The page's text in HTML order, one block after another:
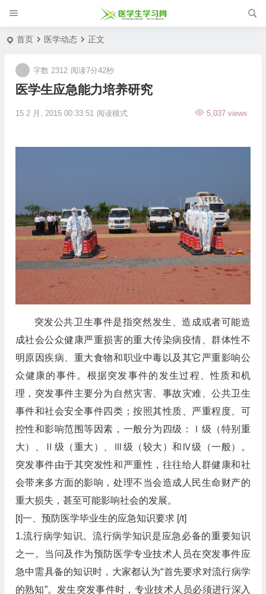
首页 医学动态 正文
医学生应急能力培养研究
15 2 月, 2015 00:33:51 5,037 views
字数 2312 阅读7分42秒
阅读模式
突发公共卫生事件是指突然发生、造成或者可能造
成社会公众健康严重损害的重大传染病疫情、群体性不
明原因疾病、重大食物和职业中毒以及其它严重影响公
众健康的事件。根据突发事件的发生过程、性质和机
理，突发事件主要分为自然灾害、事故灾难、公共卫生
事件和社会安全事件四类；按照其性质、严重程度、可
控性和影响范围等因素，一般分为四级：Ⅰ级（特别重
大）、Ⅱ级（重大）、Ⅲ级（较大）和Ⅳ级（一般）。
突发事件由于其突发性和严重性，往往给人群健康和社
会带来多方面的影响，处理不当会造成人民生命财产的
重大损失，甚至可能影响社会的发展。
[t]一、预防医学毕业生的应急知识要求 [/t]
1.流行病学知识。流行病学知识是应急必备的重要知识
之一。当问及作为预防医学专业技术人员在突发事件应
急中需具备的知识时，大家都认为“首先要求对流行病学
的熟知”。发生突发事件时，专业技术人员必须进行深入